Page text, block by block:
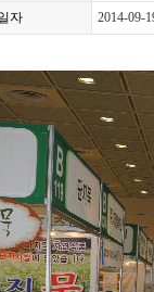
자 2014-09-